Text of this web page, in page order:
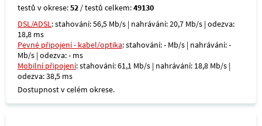
testů v okrese:52 / testů celkem:49130
DSL/ADSL: stahování: 56,5 Mb/s | nahrávání: 20,7 Mb/s | odezva:
18,8 ms
Pevné připojení - kabel/optika: stahování: - Mb/s | nahrávání: -
Mb/s | odezva: - ms
Mobilní připojení: stahování: 61,1 Mb/s | nahrávání: 18,8 Mb/s |
odezva: 38,5 ms
Dostupnost v celém okrese.